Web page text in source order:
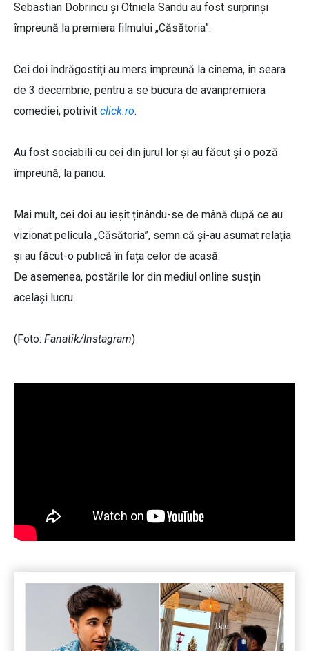
Sebastian Dobrincu și Otniela Sandu au fost surprinși
împreună la premiera filmului „Căsătoria”.
Cei doi îndrăgostiți au mers împreună la cinema, în seara
de 3 decembrie, pentru a se bucura de avanpremiera
comediei, potrivit click.ro.
Au fost sociabili cu cei din jurul lor și au făcut și o poză
împreună, la panou.
Mai mult, cei doi au ieșit ținându-se de mână după ce au
vizionat pelicula „Căsătoria”, semn că și-au asumat relația
și au făcut-o publică în fața celor de acasă.
De asemenea, postările lor din mediul online susțin
același lucru.
(Foto: Fanatik/Instagram)